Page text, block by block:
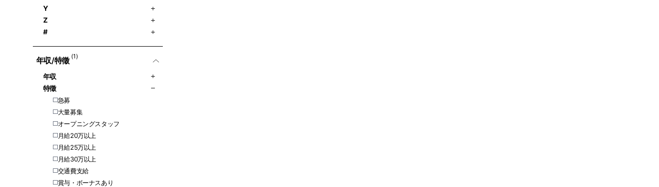
Y
Z
#
年収/特徵 (1)
年収
特徵
急募
大量募集
オープニングスタッフ
月給20万以上
月給25万以上
月給30万以上
交通費支給
賞与・ボーナスあり